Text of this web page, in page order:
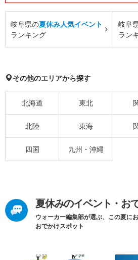
岐阜県の夏休み人気イベント
ランキング
岐阜
ラン
その他のエリアから探す
北海道 東北
北陸 東海
四国 九州・沖縄
夏休みのイベント・お
ウォーカー編集部が選ぶ、この夏に
おでかけスポット